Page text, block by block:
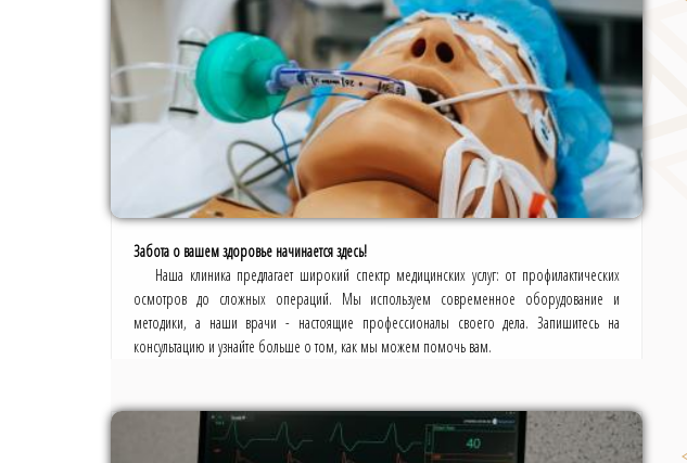
Забота о вашем здоровье начинается здесь!
Наша клиника предлагает широкий спектр медицинских услуг: от профилактических
осмотров до сложных операций. Мы используем современное оборудование и
методики, а наши врачи - настоящие профессионалы своего дела. Запишитесь на
консультацию и узнайте больше о том, как мы можем помочь вам.